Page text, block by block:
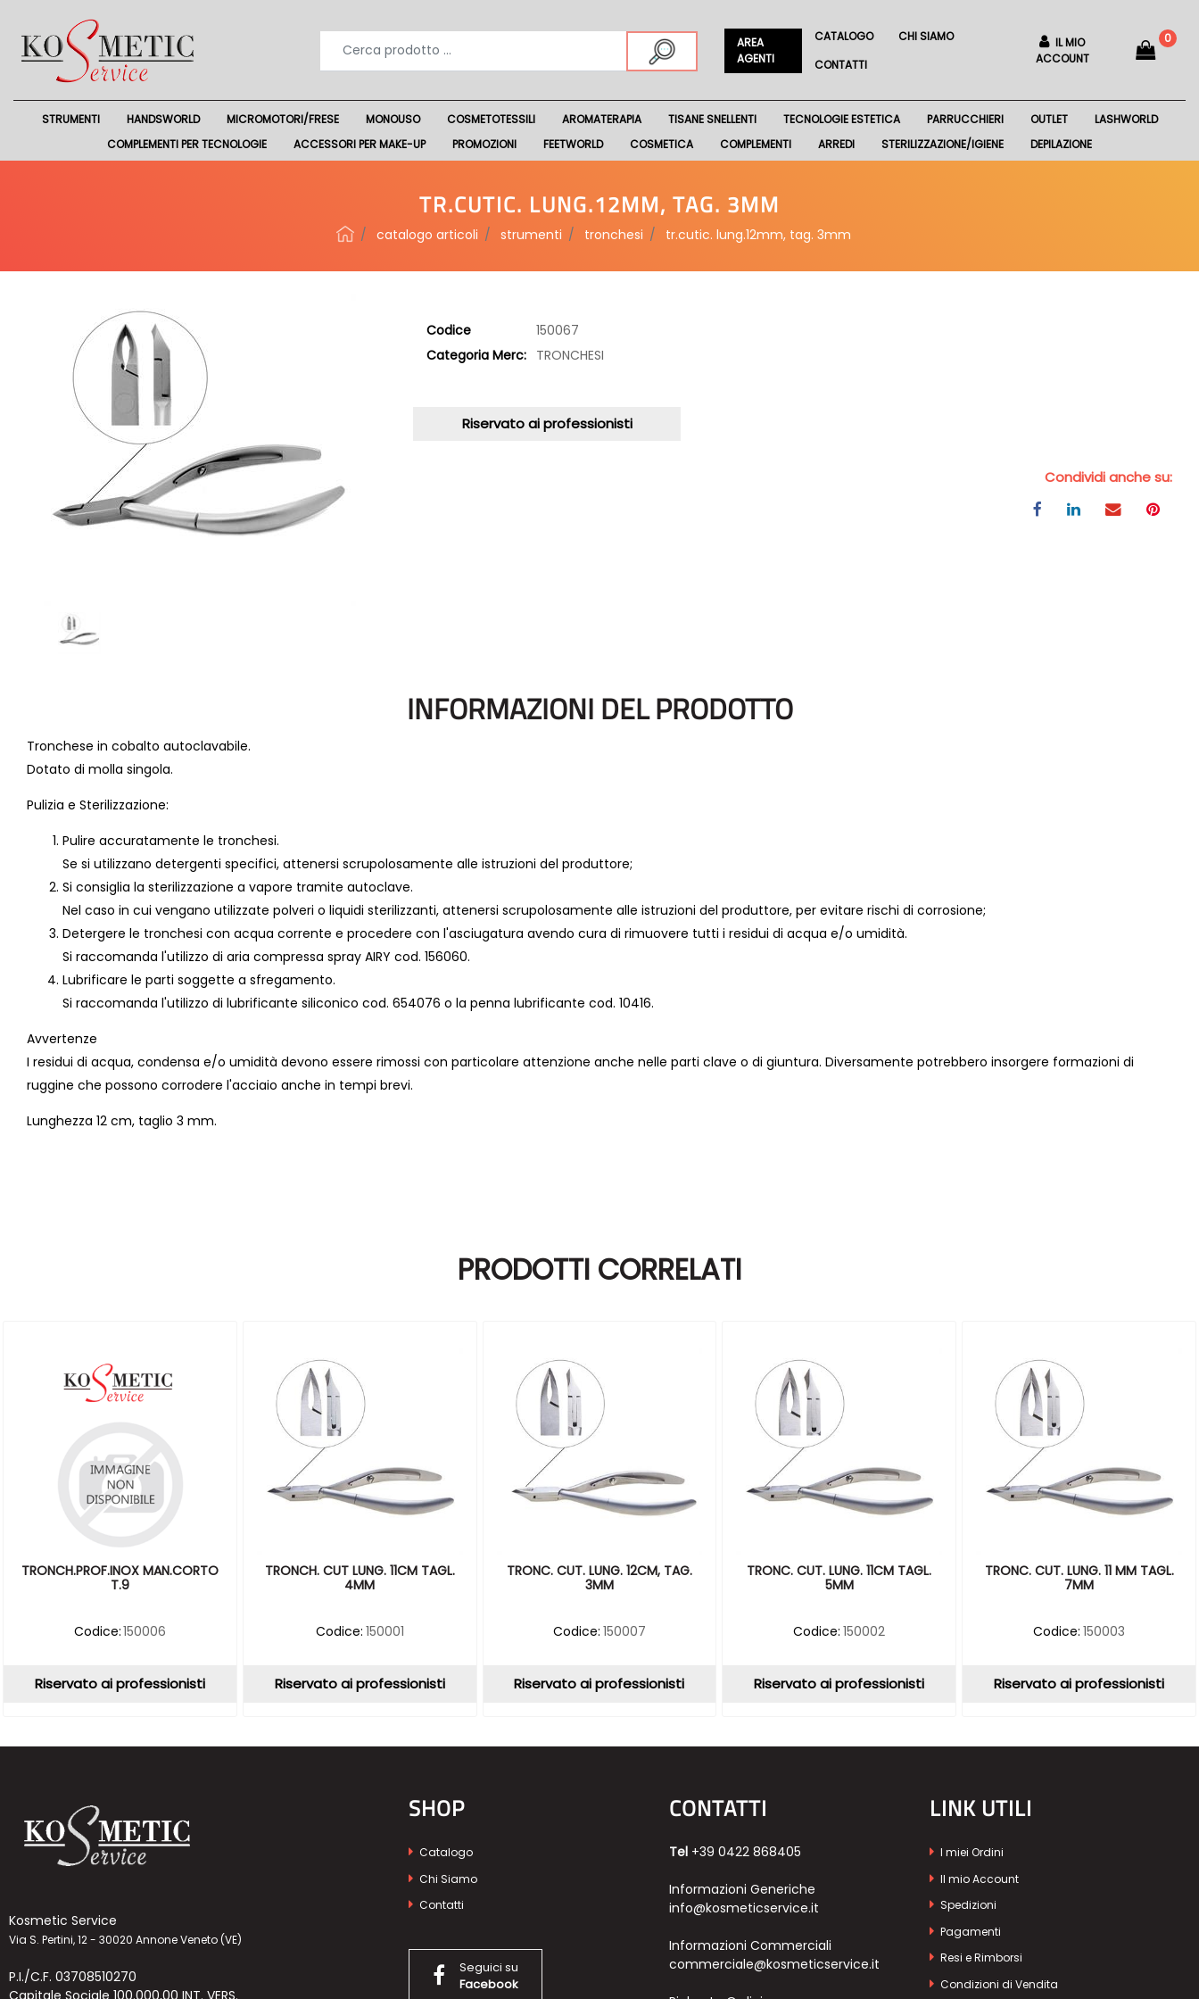
AREA
AGENTI
CATALOGO
CHI SIAMO
CONTATTI
IL MIO
ACCOUNT
0
STRUMENTI HANDSWORLD MICROMOTORI/FRESE MONOUSO COSMETOTESSILI AROMATERAPIA TISANE SNELLENTI TECNOLOGIE ESTETICA PARRUCCHIERI OUTLET
LASHWORLD
COMPLEMENTI PER TECNOLOGIE
ACCESSORI PER MAKE-UP PROMOZIONI FEETWORLD COSMETICA COMPLEMENTI ARREDI STERILIZZAZIONE/IGIENE DEPILAZIONE
TR.CUTIC. LUNG.12MM, TAG. 3MM
catalogo articoli strumenti tronchesi tr.cutic. lung.12mm, tag. 3mm
Codice
150067
Categoria Merc: TRONCHESI
Riservato ai professionisti
Condividi anche su:
INFORMAZIONI DEL PRODOTTO
Tronchese in cobalto autoclavabile.
Dotato di molla singola.
Pulizia e Sterilizzazione:
Pulire accuratamente le tronchesi.
Se si utilizzano detergenti specifici, attenersi scrupolosamente alle istruzioni del produttore;
Si consiglia la sterilizzazione a vapore tramite autoclave.
Nel caso in cui vengano utilizzate polveri o liquidi sterilizzanti, attenersi scrupolosamente alle istruzioni del produttore, per evitare rischi di corrosione;
Detergere le tronchesi con acqua corrente e procedere con l'asciugatura avendo cura di rimuovere tutti i residui di acqua e/o umidità.
Si raccomanda l'utilizzo di aria compressa spray AIRY cod. 156060.
Lubrificare le parti soggette a sfregamento.
Si raccomanda l'utilizzo di lubrificante siliconico cod. 654076 o la penna lubrificante cod. 10416.
Avvertenze
I residui di acqua, condensa e/o umidità devono essere rimossi con particolare attenzione anche nelle parti clave o di giuntura. Diversamente potrebbero insorgere formazioni di
ruggine che possono corrodere l'acciaio anche in tempi brevi.
Lunghezza 12 cm, taglio 3 mm.
PRODOTTI CORRELATI
TRONCH.PROF.INOX MAN.CORTO
T.9
Codice:150006
Riservato ai professionisti
TRONCH. CUT LUNG. 11CM TAGL.
4MM
Codice: 150001
Riservato ai professionisti
TRONC. CUT. LUNG. 12CM, TAG.
3MM
Codice: 150007
Riservato ai professionisti
TRONC. CUT. LUNG. 11CM TAGL.
5MM
Codice: 150002
Riservato ai professionisti
TRONC. CUT. LUNG. 11 MM TAGL.
7MM
Codice: 150003
Riservato ai professionisti
Kosmetic Service
Via S. Pertini, 12 - 30020 Annone Veneto (VE)
P.I./C.F. 03708510270
SHOP
Catalogo
Chi Siamo
Contatti
Seguici su
Facebook
CONTATTI
Tel +39 0422 868405
Informazioni Generiche
info@kosmeticservice.it
Informazioni Commerciali
commerciale@kosmeticservice.it
LINK UTILI
I miei Ordini
Il mio Account
Spedizioni
Pagamenti
Resi e Rimborsi
Condizioni di Vendita